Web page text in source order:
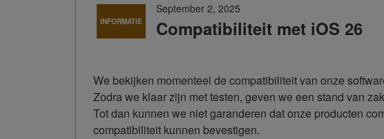
INFORMATIE
September 2, 2025
Compatibiliteit met iOS 26
We bekijken momenteel de compatibiliteit van onze
Zodra we klaar zijn met testen, geven we een stand van
Tot dan kunnen we niet garanderen dat onze producten
compatibiliteit kunnen bevestigen.